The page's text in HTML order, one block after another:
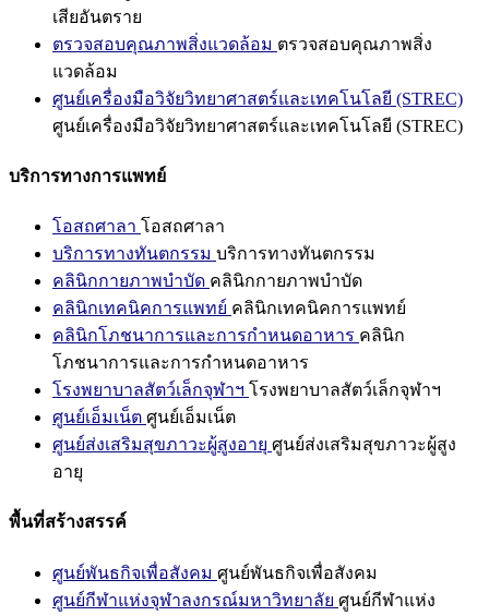
เสียอันตราย
ตรวจสอบคุณภาพสิ่งแวดล้อม ตรวจสอบคุณภาพสิ่ง
แวดล้อม
ศูนย์เครื่องมือวิจัยวิทยาศาสตร์และเทคโนโลยี (STREC)
ศูนย์เครื่องมือวิจัยวิทยาศาสตร์และเทคโนโลยี (STREC)
บริการทางการแพทย์
โอสถศาลา โอสถศาลา
บริการทางทันตกรรม บริการทางทันตกรรม
คลินิกกายภาพบำบัด คลินิกกายภาพบำบัด
คลินิกเทคนิคการแพทย์ คลินิกเทคนิคการแพทย์
คลินิกโภชนาการและการกำหนดอาหาร คลินิก
โภชนาการและการกำหนดอาหาร
โรงพยาบาลสัตว์เล็กจุฬาฯ โรงพยาบาลสัตว์เล็กจุฬาฯ
ศูนย์เอ็มเน็ต ศูนย์เอ็มเน็ต
ศูนย์ส่งเสริมสุขภาวะผู้สูงอายุ ศูนย์ส่งเสริมสุขภาวะผู้สูง
อายุ
พื้นที่สร้างสรรค์
ศูนย์พันธกิจเพื่อสังคม ศูนย์พันธกิจเพื่อสังคม
ศูนย์กีฬาแห่งจุฬาลงกรณ์มหาวิทยาลัย ศูนย์กีฬาแห่ง